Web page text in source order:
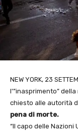
NEW YORK, 23
l'”inasprimento” della
chiesto alle autorità
pena di morte.
“Il capo delle Nazioni